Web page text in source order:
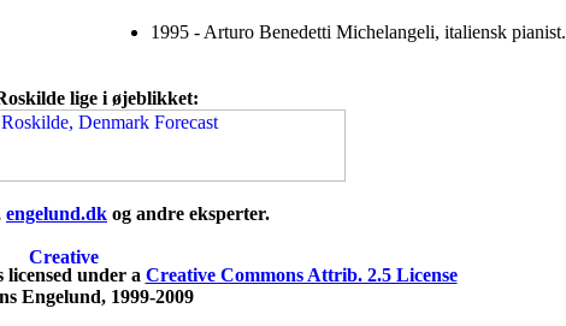
1995 - Arturo Benedetti Michelangeli, italiensk pianist.
lige i øjeblikket:
engelund.dk og andre eksperter.
licensed under a Creative Commons Attrib. 2.5 License
Engelund, 1999-2009